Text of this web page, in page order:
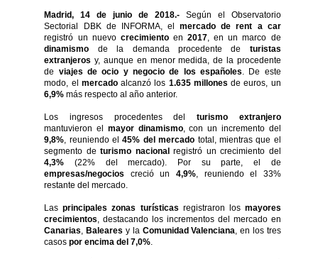
Madrid, 14 de junio de 2018.- Según el Observatorio
Sectorial DBK de INFORMA, elmercado de rent a car
registró un nuevo crecimientoen2017, en un marco de
dinamismo de la demanda procedente de turistas
extranjeros y, aunque en menor medida, de la procedente
de viajes de ocio y negocio de los españoles. De este
modo, el mercadoalcanzó los 1.635 millones de euros, un
6,9% más respecto al año anterior.
Los ingresos procedentes del turismo extranjero
mantuvieron el mayor dinamismo, con un incremento del
9,8%, reuniendo el45% del mercado total, mientras que el
segmento deturismo nacional registró un crecimiento del
4,3% (22% del mercado). Por su parte, el de
empresas/negocios creció un 4,9%, reuniendo el 33%
restante del mercado.
Lasprincipales zonas turísticas registraron los mayores
crecimientos, destacando los incrementos del mercado en
Canarias, Baleares y la Comunidad Valenciana, en los tres
casospor encima del 7,0%.